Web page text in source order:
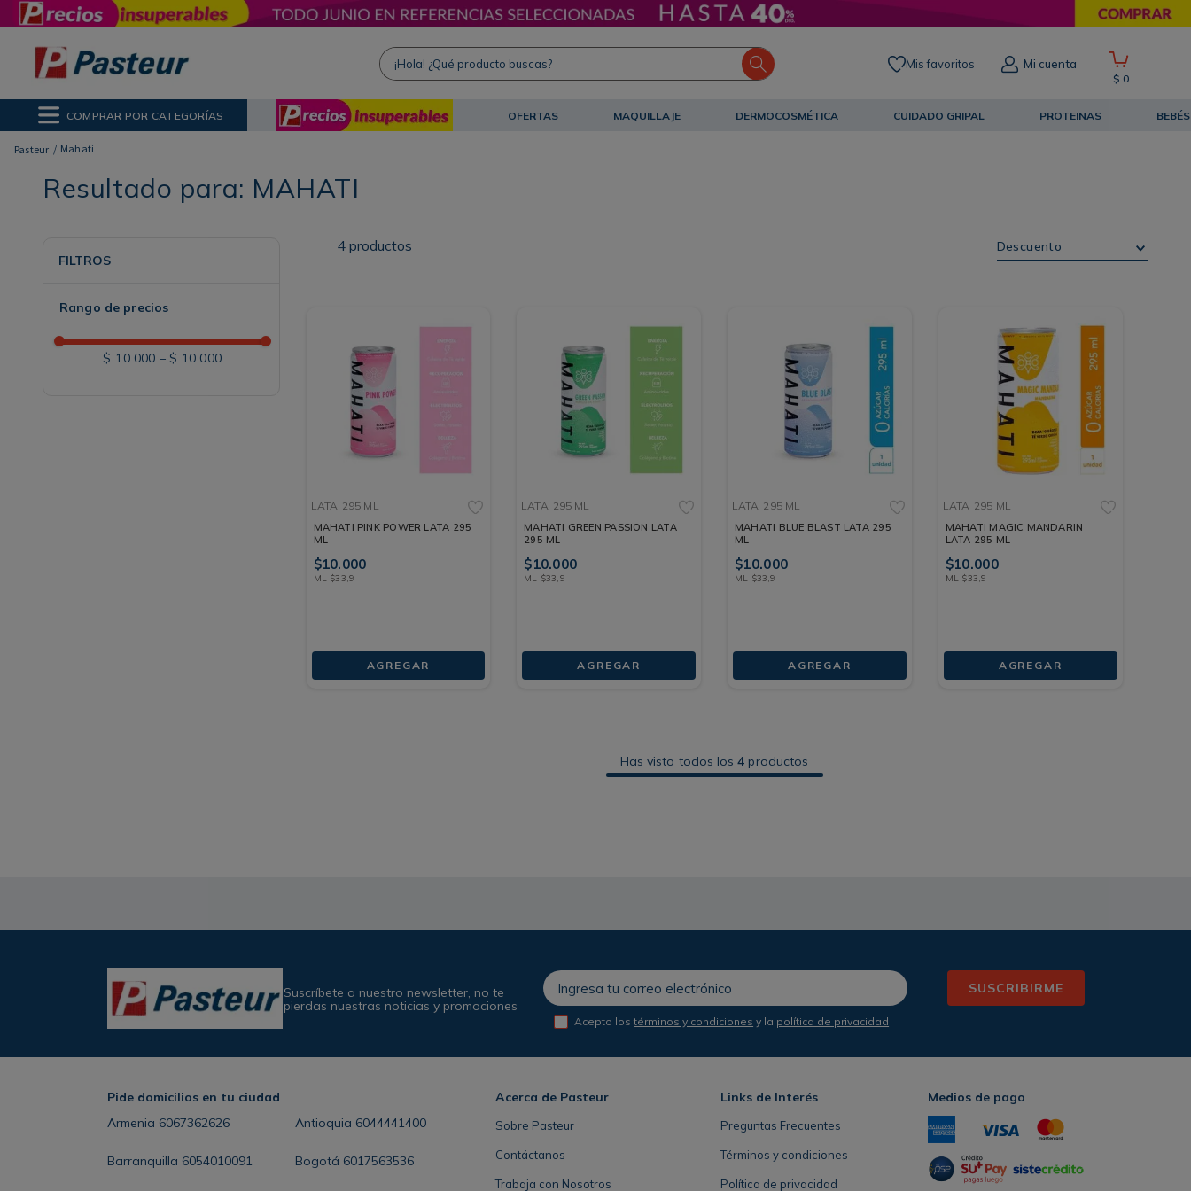
¡Hola! ¿Qué producto buscas?
Mis favoritos Mi cuenta
$ 0
COMPRAR POR CATEGORÍAS OFERTAS MAQUILLAJE DERMOCOSMÉTICA CUIDADO GRIPAL PROTEINAS BEBÉS
Mahati
Resultado para: MAHATI
FILTROS
Rango de precios
$ 10.000 – $ 10.000
4 productos Descuento
LATA 295 ML
MAHATI PINK POWER LATA 295
ML
$10.000
ML $33,9
AGREGAR
LATA 295 ML
MAHATI GREEN PASSION LATA
295 ML
$10.000
ML $33,9
AGREGAR
LATA 295 ML
MAHATI BLUE BLAST LATA 295
ML
$10.000
ML $33,9
AGREGAR
LATA 295 ML
MAHATI MAGIC MANDARIN
LATA 295 ML
$10.000
ML $33,9
AGREGAR
Has visto todos los4 productos
Suscríbete a nuestro newsletter, no te
pierdas nuestras noticias y promociones
SUSCRIBIRME
Acepto lostérminos y condiciones y la política de privacidad
Pide domicilios en tu ciudad
Armenia 6067362626 Antioquia 6044441400
Barranquilla 6054010091 Bogotá 6017563536
Acerca de Pasteur
Sobre Pasteur
Contáctanos
Trabaja con Nosotros
Links de Interés
Preguntas Frecuentes
Términos y condiciones
Política de privacidad
Medios de pago
MÁS BUSCADOS
Solar